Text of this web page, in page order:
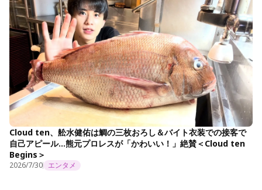
Cloud ten、舩水健佑は鯛の三枚おろし＆バイト衣装での接客で
自己アピール…熊元プロレスが「かわいい！」絶賛＜Cloud ten
Begins＞
2026/7/30 エンタメ